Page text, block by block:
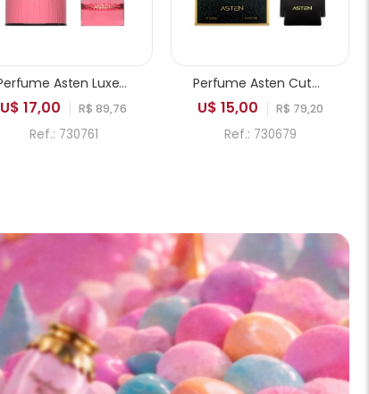
Perfume Asten Luxe Vision Chant on you EDP Feminino 100ml
U$ 17,00 R$ 89,76
Ref.: 730761
Perfume Asten Cute Lady EDP Feminino 100ml
U$ 15,00 R$ 79,20
Ref.: 730679